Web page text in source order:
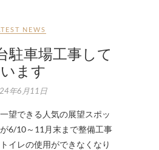
NEWS
駐車場工事して
います
年6月11日
望できる人気の展望スポッ
6/10～11月末まで整備工事
イレの使用ができなくなり